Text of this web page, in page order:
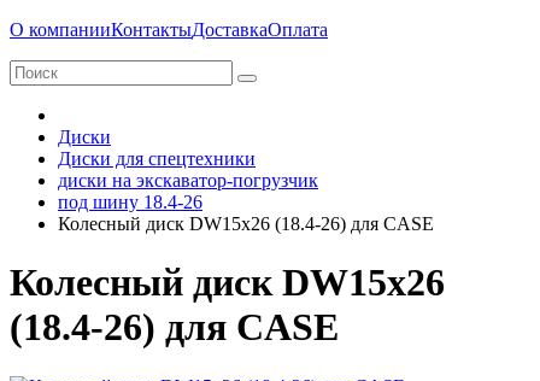
О компанииКонтактыДоставкаОплата
Диски
Диски для спецтехники
диски на экскаватор-погрузчик
под шину 18.4-26
Колесный диск DW15х26 (18.4-26) для CASE
Колесный диск DW15х26
(18.4-26) для CASE